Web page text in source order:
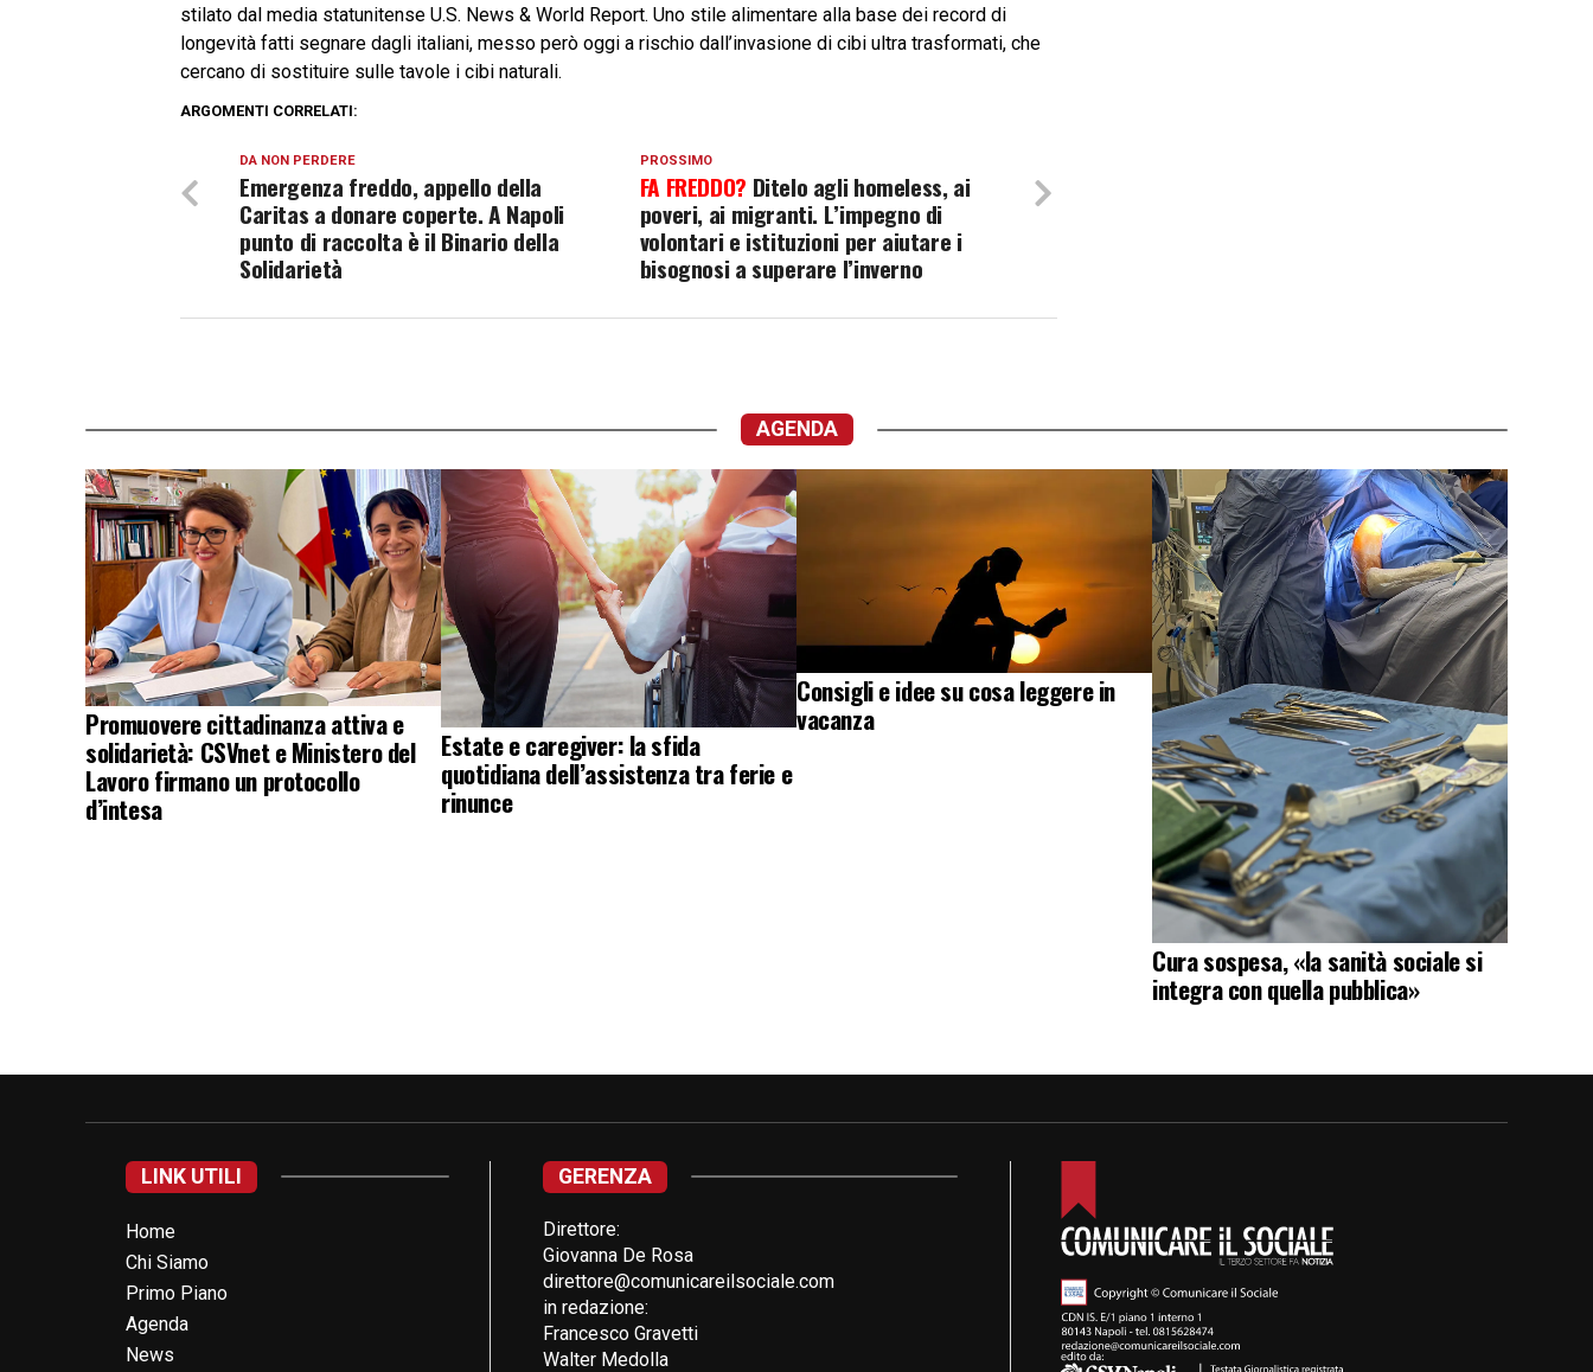
stilato dal media statunitense U.S. News & World Report. Uno stile alimentare alla base dei record di
longevità fatti segnare dagli italiani, messo però oggi a rischio dall’invasione di cibi ultra trasformati, che
cercano di sostituire sulle tavole i cibi naturali.
ARGOMENTI CORRELATI:
PROSSIMO
FA FREDDO? Ditelo agli homeless, ai
poveri, ai migranti. L’impegno di
volontari e istituzioni per aiutare i
bisognosi a superare l’inverno
DA NON PERDERE
Emergenza freddo, appello della
Caritas a donare coperte. A Napoli
punto di raccolta è il Binario della
Solidarietà
AGENDA
Promuovere cittadinanza attiva e
solidarietà: CSVnet e Ministero del
Lavoro firmano un protocollo
d’intesa
Estate e caregiver: la sfida
quotidiana dell’assistenza tra ferie e
rinunce
Consigli e idee su cosa leggere in
vacanza
Cura sospesa, «la sanità sociale si
integra con quella pubblica»
LINK UTILI
Home
Chi Siamo
Primo Piano
Agenda
News
GERENZA
Direttore:
Giovanna De Rosa
direttore@comunicareilsociale.com
in redazione:
Francesco Gravetti
Walter Medolla